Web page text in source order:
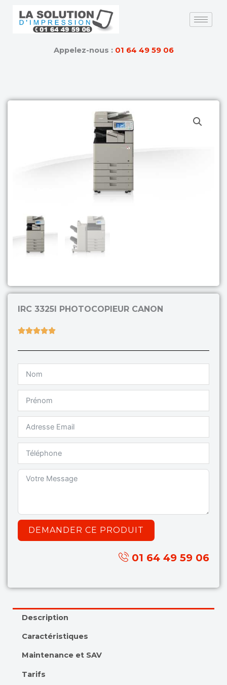
Appelez-nous : 01 64 49 59 06
IRC 3325I PHOTOCOPIEUR CANON
Rated
5
DEMANDER CE PRODUIT
01 64 49 59 06
Description
Caractéristiques
Maintenance et SAV
Tarifs